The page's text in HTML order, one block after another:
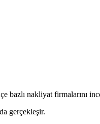
bazlı nakliyat firmalarını
gerçekleşir.